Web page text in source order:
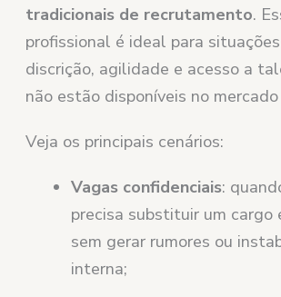
tradicionais de recrutamento.
profissional é ideal para
discrição, agilidade e acesso a
não estão disponíveis no
Veja os principais cenários:
Vagas confidenciais:
precisa substituir um
sem gerar rumores ou
interna;